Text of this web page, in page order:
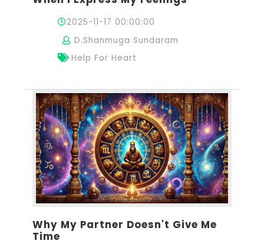
2025-11-17 00:00:00
D.Shanmuga Sundaram
Help For Heart
Why My Partner Doesn't Give Me
Time